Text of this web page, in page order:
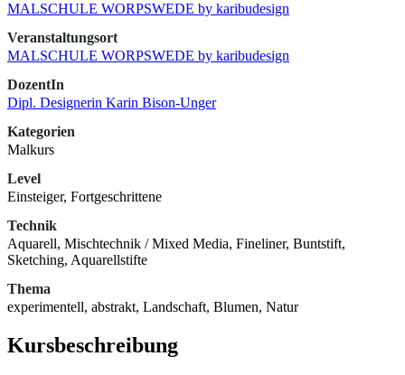
MALSCHULE WORPSWEDE by karibudesign
Veranstaltungsort
MALSCHULE WORPSWEDE by karibudesign
DozentIn
Dipl. Designerin Karin Bison-Unger
Kategorien
Malkurs
Level
Einsteiger, Fortgeschrittene
Technik
Aquarell, Mischtechnik / Mixed Media, Fineliner, Buntstift,
Sketching, Aquarellstifte
Thema
experimentell, abstrakt, Landschaft, Blumen, Natur
Kursbeschreibung